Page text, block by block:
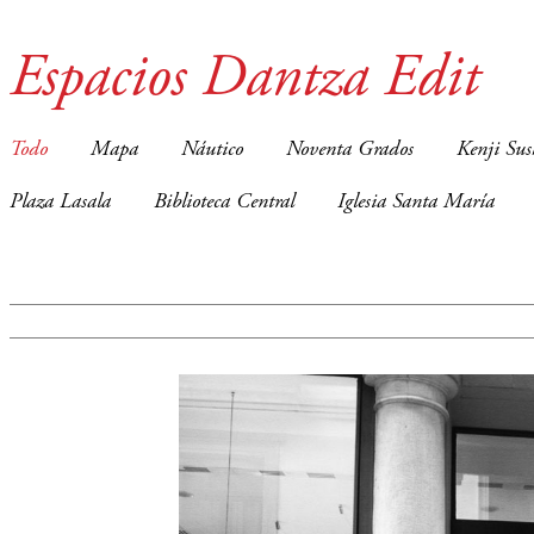
Espacios Dantza Edit
Todo Mapa Náutico Noventa Grados Kenji
Plaza Lasala Biblioteca Central Iglesia Santa María